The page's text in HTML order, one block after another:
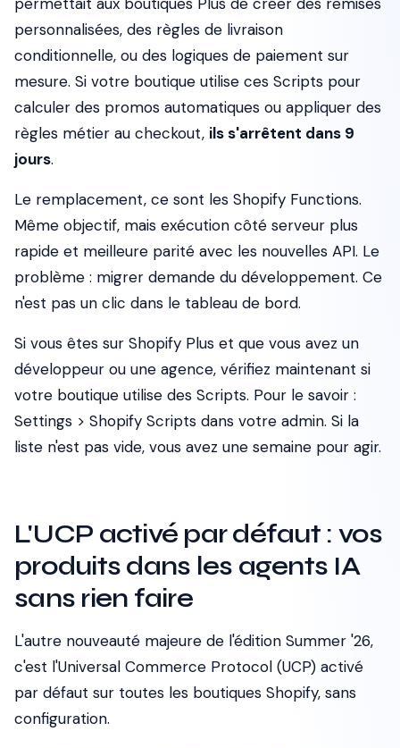
personnalisées, des règles de livraison
conditionnelle, ou des logiques de paiement sur
mesure. Si votre boutique utilise ces Scripts pour
calculer des promos automatiques ou appliquer des
règles métier au checkout, ils s'arrêtent dans 9
jours.
Le remplacement, ce sont les Shopify Functions.
Même objectif, mais exécution côté serveur plus
rapide et meilleure parité avec les nouvelles API. Le
problème : migrer demande du développement. Ce
n'est pas un clic dans le tableau de bord.
Si vous êtes sur Shopify Plus et que vous avez un
développeur ou une agence, vérifiez maintenant si
votre boutique utilise des Scripts. Pour le savoir :
Settings > Shopify Scripts dans votre admin. Si la
liste n'est pas vide, vous avez une semaine pour agir.
L'UCP activé par défaut : vos
produits dans les agents IA
sans rien faire
L'autre nouveauté majeure de l'édition Summer '26,
c'est l'Universal Commerce Protocol (UCP) activé
par défaut sur toutes les boutiques Shopify, sans
configuration.